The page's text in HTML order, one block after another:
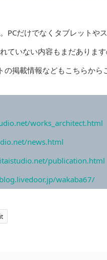
PCだけでなくタブレットや
ていない内容もまだありま
掲載情報などもこちらから
works_architect.html
news.html
publication.html
wakaba67/